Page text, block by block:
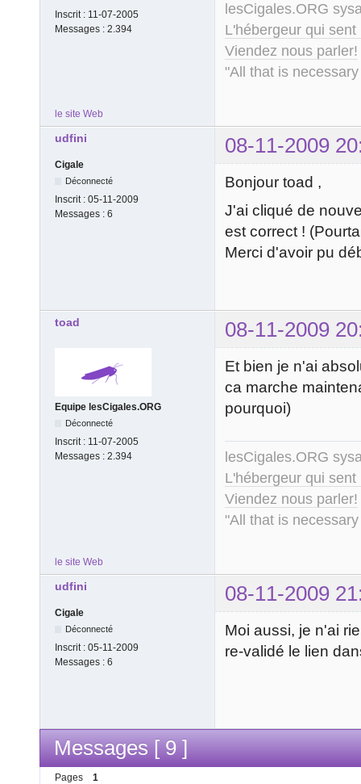
Inscrit : 11-07-2005
Messages : 2.394
lesCigales.ORG
L'hébergeur qui
Viendez nous parler!
"All that is
le site Web
udfini 08-11-2009
Cigale
Déconnecté
Inscrit : 05-11-2009
Messages : 6
Bonjour toad ,
J'ai cliqué de
est correct !
Merci d'avoir pu
toad 08-11-2009
Equipe lesCigales.ORG
Déconnecté
Inscrit : 11-07-2005
Messages : 2.394
Et bien je n'ai
ca marche
pourquoi)
lesCigales.ORG
L'hébergeur qui
Viendez nous parler!
"All that is
le site Web
udfini 08-11-2009
Cigale
Déconnecté
Inscrit : 05-11-2009
Messages : 6
Moi aussi, je n'ai
re-validé le lien
Messages [ 9 ]
Pages 1